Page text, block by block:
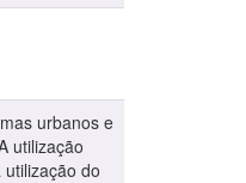
urbanos e
utilização
do